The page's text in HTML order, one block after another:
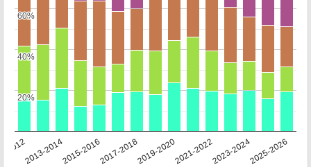
20122013-20142015-20162017-20182019-20202021-20222023-20242025-2026
20%
20%
40%
40%
60%
60%